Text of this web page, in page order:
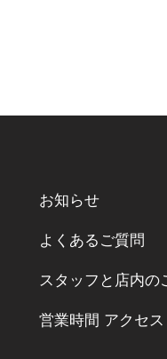
お知らせ
よくあるご質問
スタッフと店内の
営業時間 アクセス